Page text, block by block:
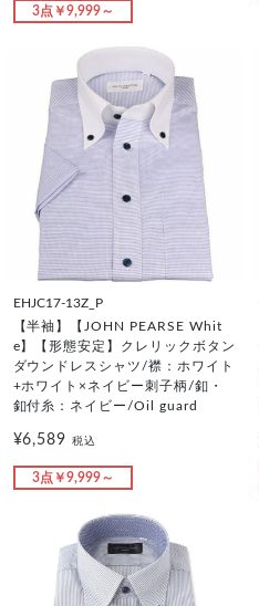
3点￥9,999～
EHJC17-13Z_P
【半袖】【JOHN PEARSE Whit
e】【形態安定】クレリックボタン
ダウンドレスシャツ/襟：ホワイト
+ホワイト×ネイビー刺子柄/釦・
釦付糸：ネイビー/Oil guard
¥6,589税込
3点￥9,999～